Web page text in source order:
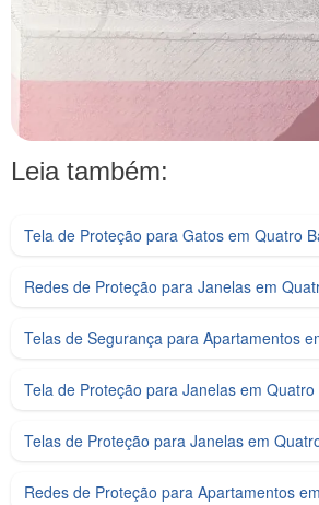
Leia também:
Tela de Proteção para Gatos em Quatro
Redes de Proteção para Janelas em
Telas de Segurança para Apartamentos
Tela de Proteção para Janelas em
Telas de Proteção para Janelas em
Redes de Proteção para Apartamentos